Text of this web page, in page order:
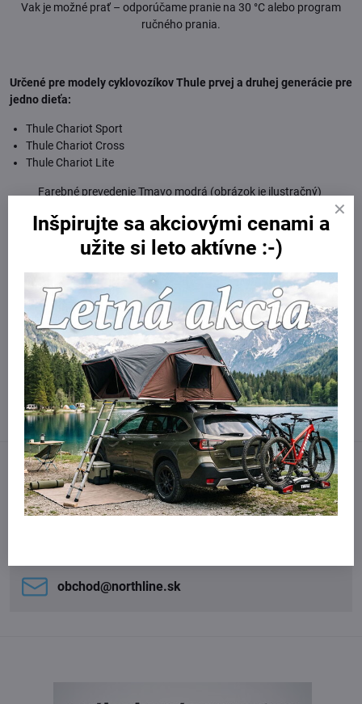
Vak je možné prať – odporúčame pranie na 30 °C alebo program
ručného prania.
Určené pre modely cyklovozíkov Thule prvej a druhej generácie pre
jedno dieťa:
Thule Chariot Sport
Thule Chariot Cross
Thule Chariot Lite
Farebné prevedenie Tmavo modrá (obrázok je ilustračný)
Viac z kategórie
Detské cyklovozíky Príslušenstvo k Thule Chariot
FacebookTwitterBlueskyPinterestRedditLinkedInWhatsApp
E-
mail
Potrebujete poradiť?
obchod​@northline​.sk
Inšpirujte sa akciovými cenami a
užite si leto aktívne :-)